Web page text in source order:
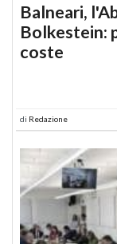
Balneari,
Bolkestein:
coste
di Redazione